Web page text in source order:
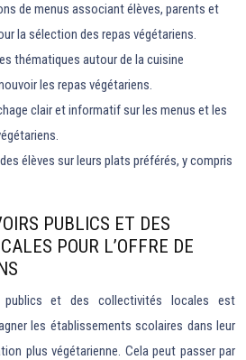
de menus associant élèves, parents et
la sélection des repas végétariens.
thématiques autour de la cuisine
les repas végétariens.
clair et informatif sur les menus et les
élèves sur leurs plats préférés, y compris
PUBLICS ET DES
POUR L’OFFRE DE
et des collectivités locales est
les établissements scolaires dans leur
plus végétarienne. Cela peut passer par